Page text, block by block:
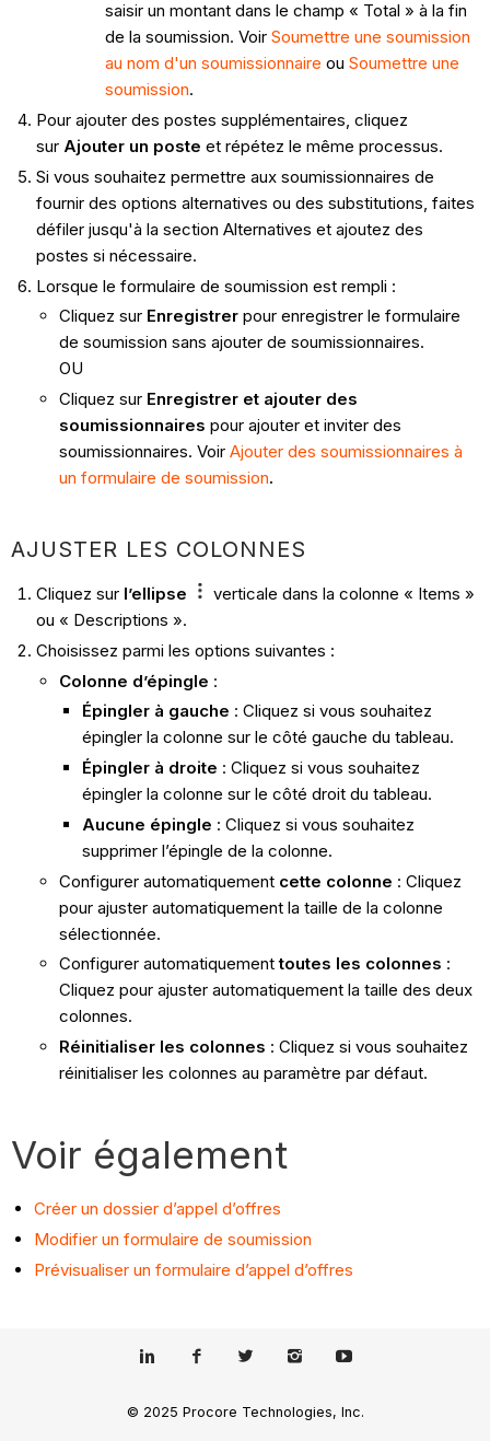
saisir un montant dans le champ « Total » à la fin
de la soumission. Voir Soumettre une soumission
au nom d'un soumissionnaire ou Soumettre une
soumission.
Pour ajouter des postes supplémentaires, cliquez
sur Ajouter un poste et répétez le même processus.
Si vous souhaitez permettre aux soumissionnaires de
fournir des options alternatives ou des substitutions, faites
défiler jusqu'à la section Alternatives et ajoutez des
postes si nécessaire.
Lorsque le formulaire de soumission est rempli :
Cliquez sur Enregistrerpour enregistrer le formulaire
de soumission sans ajouter de soumissionnaires.
OU
Cliquez sur Enregistrer et ajouter des
soumissionnaires pour ajouter et inviter des
soumissionnaires. Voir Ajouter des soumissionnaires à
un formulaire de soumission.
AJUSTER LES COLONNES
Cliquez sur l’ellipse
verticale dans la colonne « Items »
ou « Descriptions ».
Choisissez parmi les options suivantes :
Colonne d’épingle :
Épingler à gauche : Cliquez si vous souhaitez
épingler la colonne sur le côté gauche du tableau.
Épingler à droite : Cliquez si vous souhaitez
épingler la colonne sur le côté droit du tableau.
Aucune épingle : Cliquez si vous souhaitez
supprimer l’épingle de la colonne.
Configurer automatiquement cette colonne : Cliquez
pour ajuster automatiquement la taille de la colonne
sélectionnée.
Configurer automatiquementtoutes les colonnes :
Cliquez pour ajuster automatiquement la taille des deux
colonnes.
Réinitialiser les colonnes : Cliquez si vous souhaitez
réinitialiser les colonnes au paramètre par défaut.
Voir également
Créer un dossier d’appel d’offres
Modifier un formulaire de soumission
Prévisualiser un formulaire d’appel d’offres
© 2025 Procore Technologies, Inc.